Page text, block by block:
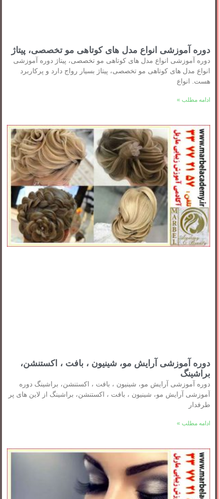
دوره آموزشی انواع مدل های کوتاهی مو تخصصی، پیتاژ
دوره آموزشی انواع مدل های کوتاهی مو تخصصی، پیتاژ دوره آموزشی
انواع مدل های کوتاهی مو تخصصی، پیتاژ بسیار رواج دارد و پرکاربرد
هست. انواع
ادامه مطلب »
دوره آموزشی آرایش مو، شینیون ، بافت ، اکستنشن،
براشینگ
دوره آموزشی آرایش مو، شینیون ، بافت ، اکستنشن، براشینگ دوره
آموزشی آرایش مو، شینیون ، بافت ، اکستنشن، براشینگ از لاین های پر
طرفدار
ادامه مطلب »